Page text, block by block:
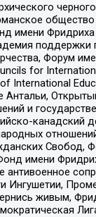
общество
имени Фридриха
поддержки
Форум
for
International
Антальи,
и
канадский
Свобод,
имени
антивоенное
Ингушетии,
живым,